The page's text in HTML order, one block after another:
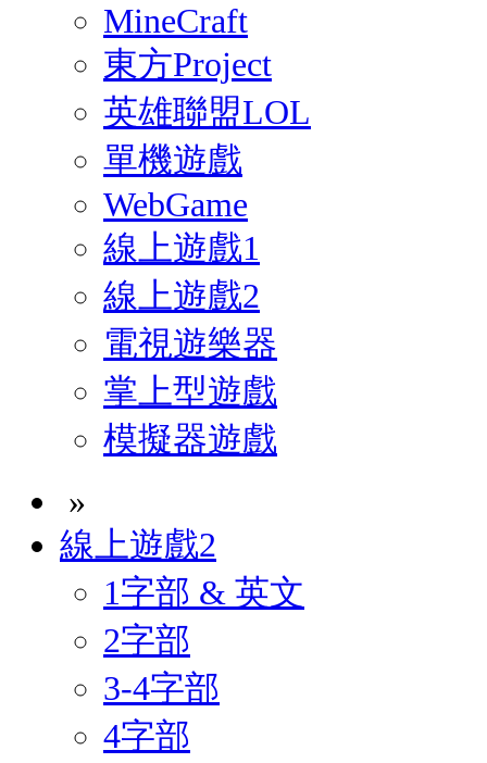
MineCraft
東方Project
英雄聯盟LOL
單機遊戲
WebGame
線上遊戲1
線上遊戲2
電視遊樂器
掌上型遊戲
模擬器遊戲
»
線上遊戲2
1字部 & 英文
2字部
3-4字部
4字部